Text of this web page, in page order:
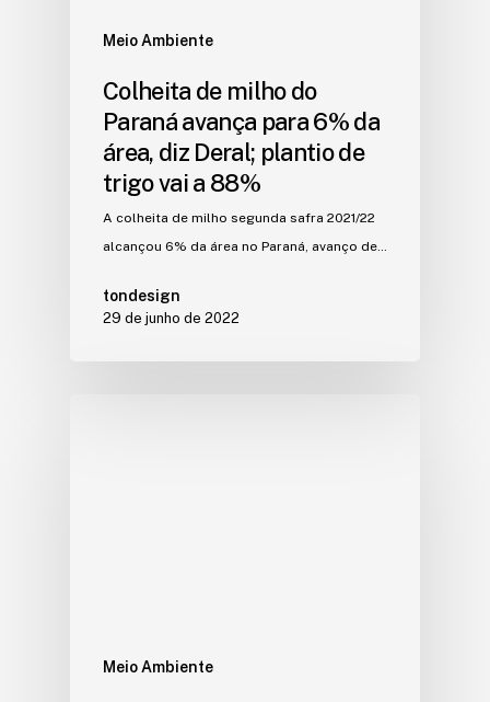
Meio Ambiente
Colheita de milho do
Paraná avança para 6% da
área, diz Deral; plantio de
trigo vai a 88%
A colheita de milho segunda safra 2021/22
alcançou 6% da área no Paraná, avanço de…
tondesign
29 de junho de 2022
Meio Ambiente